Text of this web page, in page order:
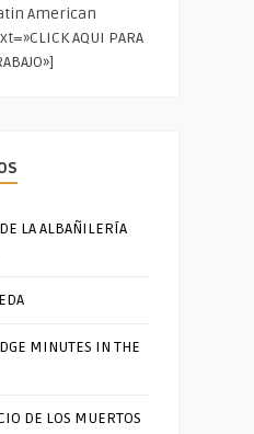
American
AQUI PARA
LA ALBAÑILERÍA
MINUTES IN THE
DE LOS MUERTOS